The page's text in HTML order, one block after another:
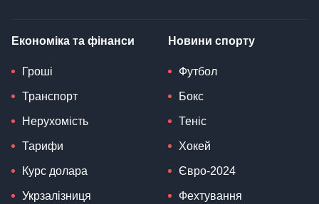
Економіка та фінанси
Гроші
Транспорт
Нерухомість
Тарифи
Курс долара
Укрзалізниця
Новини спорту
Футбол
Бокс
Теніс
Хокей
Євро-2024
Фехтування